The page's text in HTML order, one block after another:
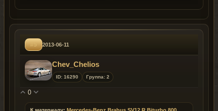
#5 2013-06-11
Chev_Сhelios
ID: 16290 Группа: 2
0